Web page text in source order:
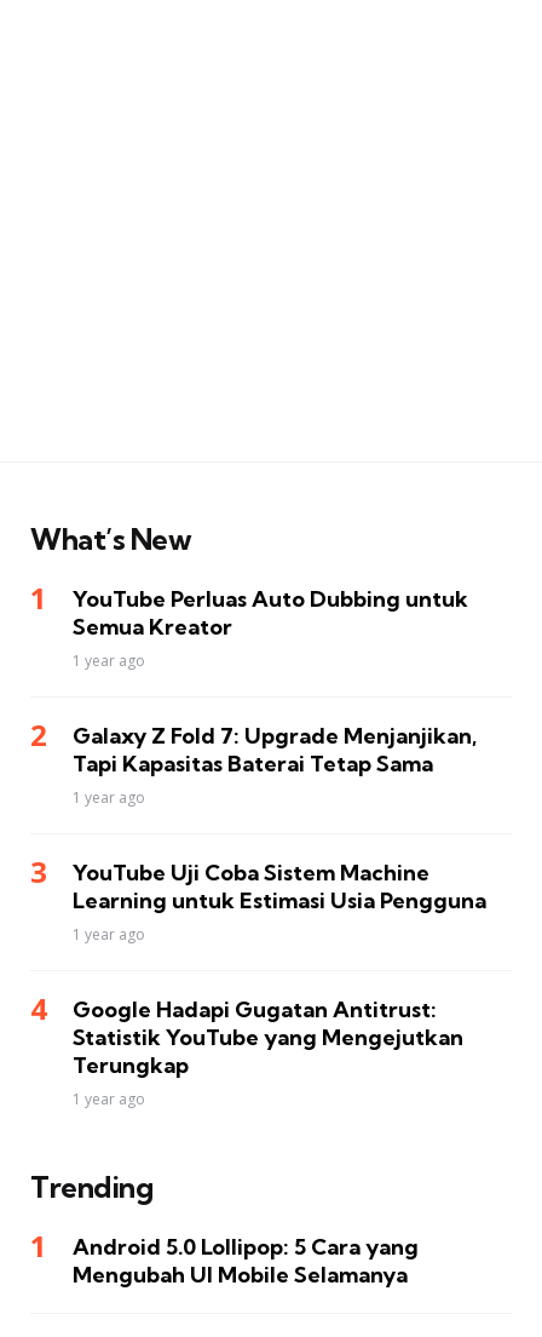
What’s New
YouTube Perluas Auto Dubbing untuk
Semua Kreator
1 year ago
Galaxy Z Fold 7: Upgrade Menjanjikan,
Tapi Kapasitas Baterai Tetap Sama
1 year ago
YouTube Uji Coba Sistem Machine
Learning untuk Estimasi Usia Pengguna
1 year ago
Google Hadapi Gugatan Antitrust:
Statistik YouTube yang Mengejutkan
Terungkap
1 year ago
Trending
Android 5.0 Lollipop: 5 Cara yang
Mengubah UI Mobile Selamanya